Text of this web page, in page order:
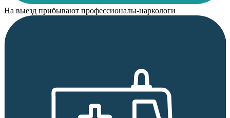
На выезд прибывают профессионалы-наркологи